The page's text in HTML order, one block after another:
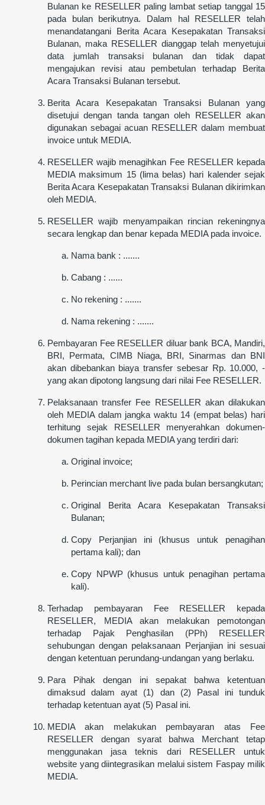
Bulanan ke RESELLER paling lambat setiap tanggal 15
pada bulan berikutnya. Dalam hal RESELLER telah
menandatangani Berita Acara Kesepakatan Transaksi
Bulanan, maka RESELLER dianggap telah menyetujui
data jumlah transaksi bulanan dan tidak dapat
mengajukan revisi atau pembetulan terhadap Berita
Acara Transaksi Bulanan tersebut.
Berita Acara Kesepakatan Transaksi Bulanan yang
disetujui dengan tanda tangan oleh RESELLER akan
digunakan sebagai acuan RESELLER dalam membuat
invoice untuk MEDIA.
RESELLER wajib menagihkan Fee RESELLER kepada
MEDIA maksimum 15 (lima belas) hari kalender sejak
Berita Acara Kesepakatan Transaksi Bulanan dikirimkan
oleh MEDIA.
RESELLER wajib menyampaikan rincian rekeningnya
secara lengkap dan benar kepada MEDIA pada invoice.
Nama bank : .......
Cabang : ......
No rekening : .......
Nama rekening : .......
Pembayaran Fee RESELLER diluar bank BCA, Mandiri,
BRI, Permata, CIMB Niaga, BRI, Sinarmas dan BNI
akan dibebankan biaya transfer sebesar Rp. 10.000, -
yang akan dipotong langsung dari nilai Fee RESELLER.
Pelaksanaan transfer Fee RESELLER akan dilakukan
oleh MEDIA dalam jangka waktu 14 (empat belas) hari
terhitung sejak RESELLER menyerahkan dokumen-
dokumen tagihan kepada MEDIA yang terdiri dari:
Original invoice;
Perincian merchant live pada bulan bersangkutan;
Original Berita Acara Kesepakatan Transaksi
Bulanan;
Copy Perjanjian ini (khusus untuk penagihan
pertama kali); dan
Copy NPWP (khusus untuk penagihan pertama
kali).
Terhadap pembayaran Fee RESELLER kepada
RESELLER, MEDIA akan melakukan pemotongan
terhadap Pajak Penghasilan (PPh) RESELLER
sehubungan dengan pelaksanaan Perjanjian ini sesuai
dengan ketentuan perundang-undangan yang berlaku.
Para Pihak dengan ini sepakat bahwa ketentuan
dimaksud dalam ayat (1) dan (2) Pasal ini tunduk
terhadap ketentuan ayat (5) Pasal ini.
MEDIA akan melakukan pembayaran atas Fee
RESELLER dengan syarat bahwa Merchant tetap
menggunakan jasa teknis dari RESELLER untuk
website yang diintegrasikan melalui sistem Faspay milik
MEDIA.